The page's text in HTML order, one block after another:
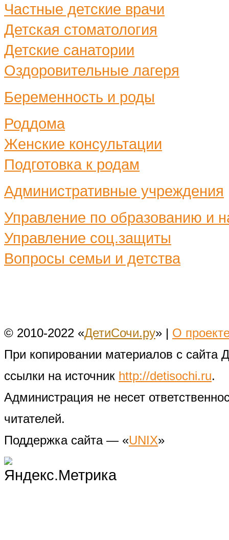
Частные детские врачи
Детская стоматология
Детские санатории
Оздоровительные лагеря
Беременность и роды
Роддома
Женские консультации
Подготовка к родам
Административные учреждения
Управление по образованию и
Управление соц.защиты
Вопросы семьи и детства
© 2010-2022 «ДетиСочи.ру» | О
При копировании материалов с сайта
ссылки на источник http://detisochi.ru.
Администрация не несет
читателей.
Поддержка сайта — «UNIX»